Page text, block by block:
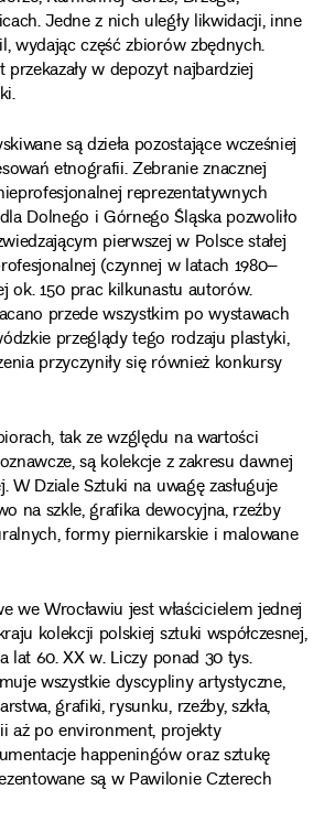
Jedne z nich uległy likwidacji, inne
wydając część zbiorów zbędnych.
w depozyt najbardziej
są dzieła pozostające wcześniej
etnografii. Zebranie znacznej
reprezentatywnych
Dolnego i Górnego Śląska pozwoliło
pierwszej w Polsce stałej
(czynnej w latach 1980–
ok. 150 prac kilkunastu autorów.
przede wszystkim po wystawach
przeglądy tego rodzaju plastyki,
przyczyniły się również konkursy
tak ze względu na wartości
są kolekcje z zakresu dawnej
W Dziale Sztuki na uwagę zasługuje
na szkle, grafika dewocyjna, rzeźby
formy piernikarskie i malowane
we Wrocławiu jest właścicielem jednej
kolekcji polskiej sztuki współczesnej,
lat 60. XX w. Liczy ponad 30 tys.
wszystkie dyscypliny artystyczne,
grafiki, rysunku, rzeźby, szkła,
aż po environment, projekty
happeningów oraz sztukę
są w Pawilonie Czterech